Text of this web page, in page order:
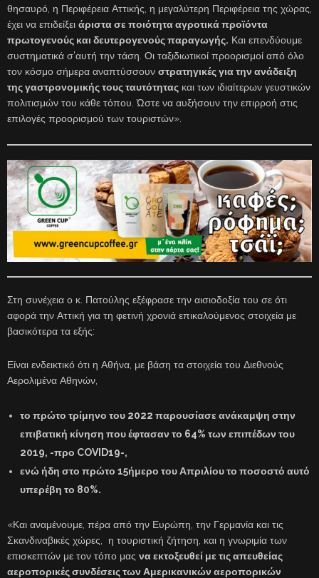
θησαυρό, η Περιφέρεια Αττικής, η μεγαλύτερη Περιφέρεια της χώρας,
έχει να επιδείξει άριστα σε ποιότητα αγροτικά προϊόντα
πρωτογενούς και δευτερογενούς παραγωγής. Και επενδύουμε
συστηματικά σ’αυτή την τάση. Οι ταξιδιωτικοί προορισμοί από όλο
τον κόσμο σήμερα αναπτύσσουν στρατηγικές για την ανάδειξη
της γαστρονομικής τους ταυτότητας και των ιδιαίτερων γευστικών
πολιτισμών του κάθε τόπου. Ώστε να αυξήσουν την επιρροή στις
επιλογές προορισμού των τουριστών».
Στη συνέχεια ο κ. Πατούλης εξέφρασε την αισιοδοξία του σε ότι
αφορά την Αττική για τη φετινή χρονιά επικαλούμενος στοιχεία με
βασικότερα τα εξής:
Είναι ενδεικτικό ότι η Αθήνα, με βάση τα στοιχεία του Διεθνούς
Αερολιμένα Αθηνών,
το πρώτο τρίμηνο του 2022 παρουσίασε ανάκαμψη στην
επιβατική κίνηση που έφτασαν το 64% των επιπέδων του
2019, -προ COVID19-,
ενώ ήδη στο πρώτο 15ήμερο του Απριλίουτο ποσοστό αυτό
υπερέβη το 80%.
«Και αναμένουμε, πέρα από την Ευρώπη, την Γερμανία και τις
Σκανδιναβικές χώρες, η τουριστική ζήτηση, και η γνωριμία των
επισκεπτών με τον τόπο μας να εκτοξευθεί με τις απευθείας
αεροπορικές συνδέσεις των Αμερικανικών αεροπορικών